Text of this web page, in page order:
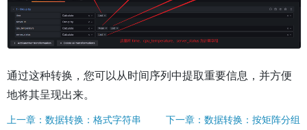
通过这种转换，您可以从时间序列中提取重要信息，并方便
地将其呈现出来。
上一章：数据转换：格式字符串 下一章：数据转换：按矩阵分组